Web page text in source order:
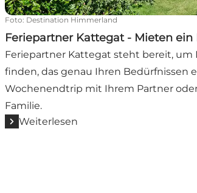
Foto: Destination Himmerland
Feriepartner Kattegat - Mieten
Feriepartner Kattegat steht bereit, um
finden, das genau Ihren Bedürfnissen
Wochenendtrip mit Ihrem Partner
Familie.
Weiterlesen